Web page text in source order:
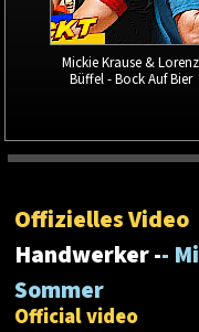
Mickie Krause & Lorenz
Büffel - Bock Auf Bier
Offizielles Video
Handwerker --
Sommer
Official video